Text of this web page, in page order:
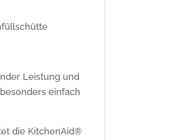
Leistung und
einfach
die KitchenAid®